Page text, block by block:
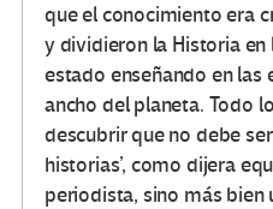
que el conocimiento era
y dividieron la Historia en
estado enseñando en las
ancho del planeta. Todo
descubrir que no debe
historias’, como dijera
periodista, sino más bien